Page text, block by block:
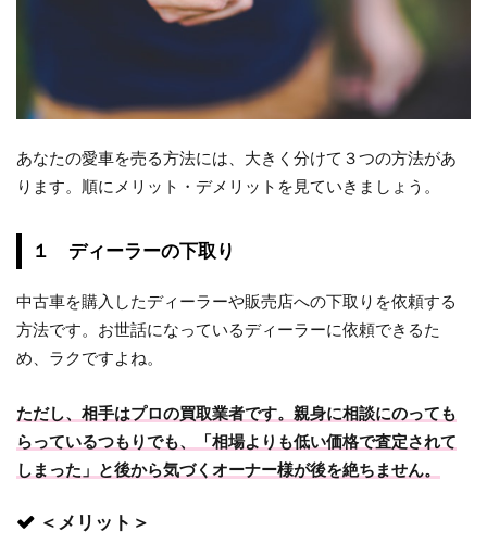
あなたの愛車を売る方法には、大きく分けて３つの方法があ
ります。順にメリット・デメリットを見ていきましょう。
１ ディーラーの下取り
中古車を購入したディーラーや販売店への下取りを依頼する
方法です。お世話になっているディーラーに依頼できるた
め、ラクですよね。
ただし、相手はプロの買取業者です。親身に相談にのっても
らっているつもりでも、「相場よりも低い価格で査定されて
しまった」と後から気づくオーナー様が後を絶ちません。
＜メリット＞